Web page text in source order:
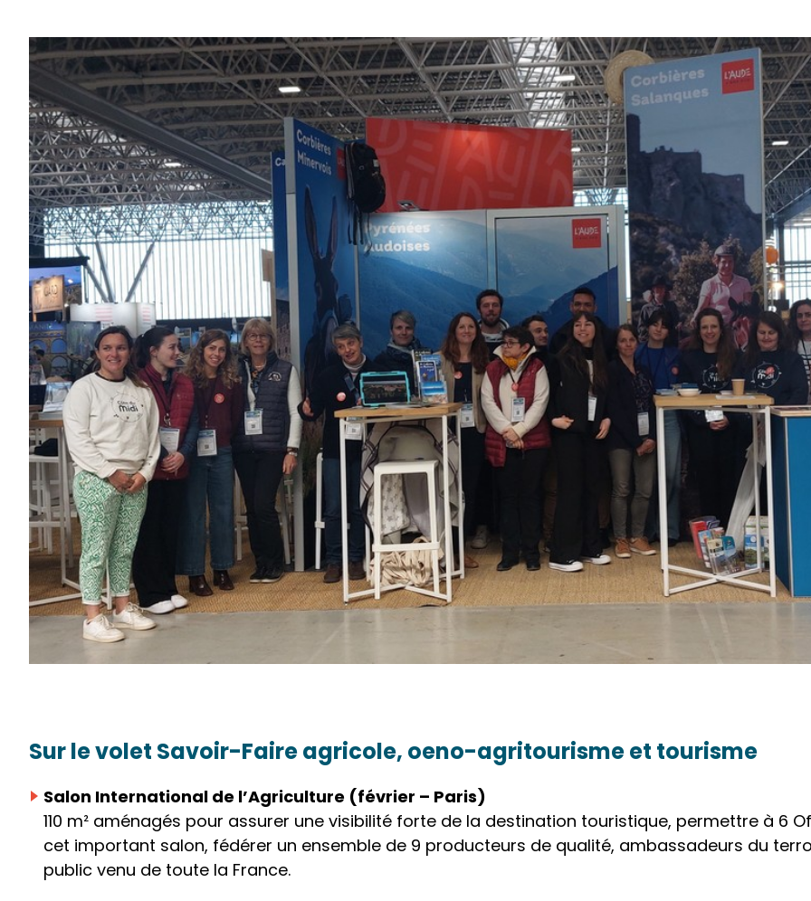
Sur le volet Savoir-Faire agricole, oeno-agritourisme et tourisme
Salon International de l’Agriculture (février – Paris)
110 m² aménagés pour assurer une visibilité forte de la destination touristique, permettre à 6
cet important salon, fédérer un ensemble de 9 producteurs de qualité, ambassadeurs du
public venu de toute la France.